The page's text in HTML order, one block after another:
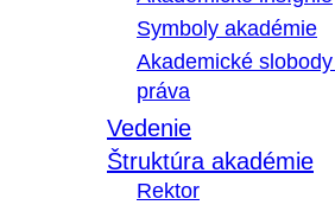
Symboly akadémie
Akademické
práva
Vedenie
Štruktúra akadémie
Rektor